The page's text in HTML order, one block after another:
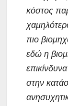
κόστος
πιο
εδώ η
στην